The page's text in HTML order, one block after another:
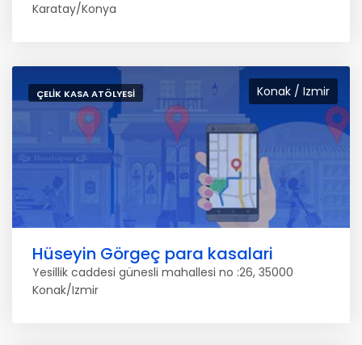
Karatay/Konya
Konak / Izmir
ÇELIK KASA ATÖLYESI
Hüseyin Görgeç para kasalari
Yesillik caddesi günesli mahallesi no :26, 35000
Konak/Izmir